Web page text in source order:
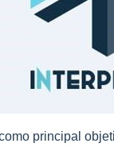
principal